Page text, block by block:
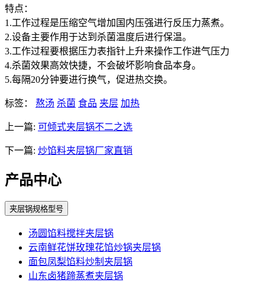
特点：
1.工作过程是压缩空气增加国内压强进行反压力蒸煮。
2.设备主要作用于达到杀菌温度后进行保温。
3.工作过程要根据压力表指针上升来操作工作进气压力
4.杀菌效果高效快捷，不会破坏影响食品本身。
5.每隔20分钟要进行换气，促进热交换。
标签： 熬汤 杀菌 食品 夹层 加热
上一篇: 可倾式夹层锅不二之选
下一篇: 炒馅料夹层锅厂家直销
产品中心
夹层锅规格型号
汤圆馅料搅拌夹层锅
云南鲜花饼玫瑰花馅炒锅夹层锅
面包凤梨馅料炒制夹层锅
山东卤猪蹄蒸煮夹层锅